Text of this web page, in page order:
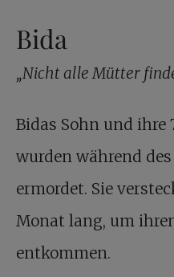
Bida
„Nicht alle Mütter
Bidas Sohn und
wurden während
ermordet. Sie
Monat lang, um
entkommen.